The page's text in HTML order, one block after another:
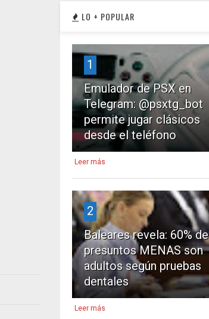
LO + POPULAR
1
Emulador de PSX en
Telegram: @psxtg_bot
permite jugar clásicos
desde el teléfono
Leer más
2
Baleares revela: 60% de
presuntos MENAS son
adultos según pruebas
dentales
Leer más